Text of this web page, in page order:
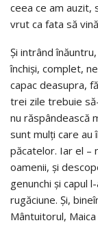
ceea ce am auzit,
vrut ca fata să
Şi intrând
închişi, complet,
capac deasupra,
trei zile trebuie
nu răspândească
sunt mulţi care au
păcatelor. Iar el –
oamenii, şi
genunchi şi capul
rugăciune. Şi,
Mântuitorul,